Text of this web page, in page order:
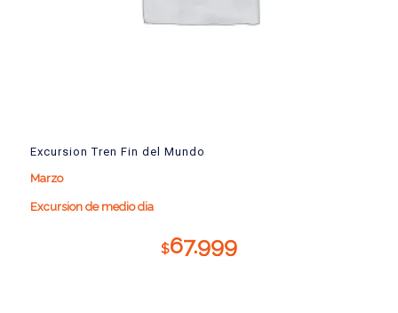
Excursion Tren Fin del Mundo
Marzo
Excursion de medio dia
$67.999